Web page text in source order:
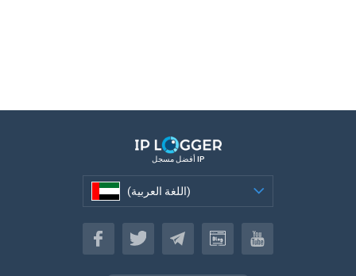
أفضل مسجل IP
(اللغة العربية)
(اللغة العربية)